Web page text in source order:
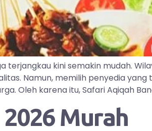
kini semakin mudah.
Namun, memilih penyedia
Oleh karena itu, Safari Aqiqah
Murah